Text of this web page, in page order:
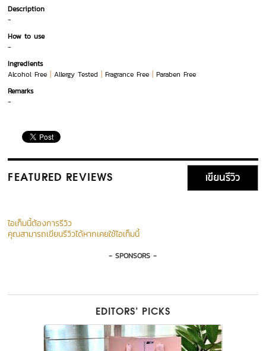
Description
-
How to use
-
Ingredients
Alcohol Free| Allergy Tested| Fragrance Free| Paraben Free
Remarks
-
FEATURED REVIEWS เขียนรีวิว
ไอเท็มนี้ต้องการรีวิว
คุณสามารถเขียนรีวิวได้หากเคยใช้ไอเท็มนี้
- SPONSORS -
EDITORS’ PICKS